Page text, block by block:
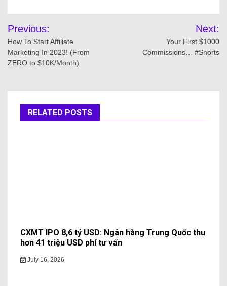
Previous:
How To Start Affiliate
Marketing In 2023! (From
ZERO to $10K/Month)
Next:
Your First $1000
Commissions… #Shorts
RELATED POSTS
CXMT IPO 8,6 tỷ USD: Ngân hàng Trung Quốc thu
hơn 41 triệu USD phí tư vấn
July 16, 2026